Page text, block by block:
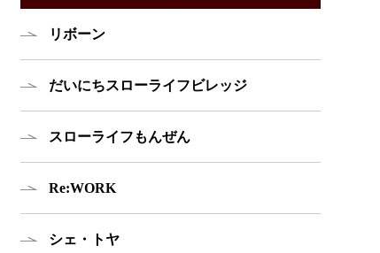
リボーン
だいにちスローライフビレッジ
スローライフもんぜん
Re:WORK
シェ・トヤ